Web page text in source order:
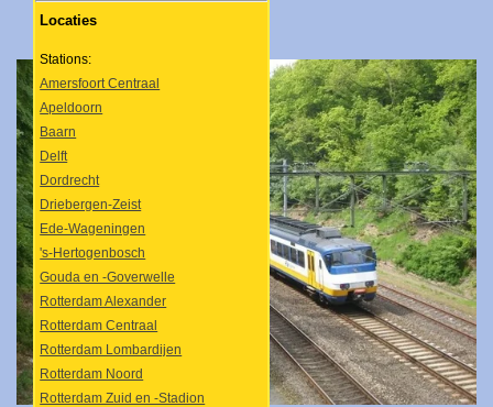
Locaties
Stations:
Amersfoort Centraal
Apeldoorn
Baarn
Delft
Dordrecht
Driebergen-Zeist
Ede-Wageningen
's-Hertogenbosch
Gouda en -Goverwelle
Rotterdam Alexander
Rotterdam Centraal
Rotterdam Lombardijen
Rotterdam Noord
Rotterdam Zuid en -Stadion